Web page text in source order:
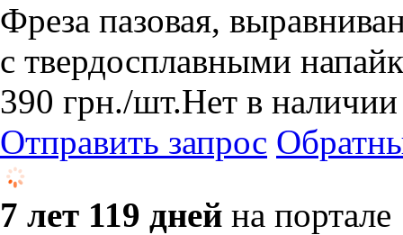
Фреза пазовая,
с твердосплавными
390 грн./шт.Нет в наличии
Отправить запрос
7 лет 119 дней на портале